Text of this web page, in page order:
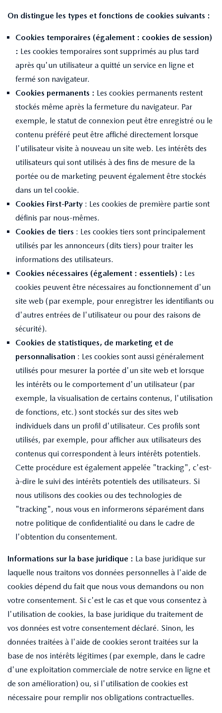
On distingue les types et fonctions de cookies suivants :
Cookies temporaires (également : cookies de session)
: Les cookies temporaires sont supprimés au plus tard
après qu'un utilisateur a quitté un service en ligne et
fermé son navigateur.
Cookies permanents : Les cookies permanents restent
stockés même après la fermeture du navigateur. Par
exemple, le statut de connexion peut être enregistré ou le
contenu préféré peut être affiché directement lorsque
l'utilisateur visite à nouveau un site web. Les intérêts des
utilisateurs qui sont utilisés à des fins de mesure de la
portée ou de marketing peuvent également être stockés
dans un tel cookie.
Cookies First-Party : Les cookies de première partie sont
définis par nous-mêmes.
Cookies de tiers : Les cookies tiers sont principalement
utilisés par les annonceurs (dits tiers) pour traiter les
informations des utilisateurs.
Cookies nécessaires (également : essentiels) : Les
cookies peuvent être nécessaires au fonctionnement d'un
site web (par exemple, pour enregistrer les identifiants ou
d'autres entrées de l'utilisateur ou pour des raisons de
sécurité).
Cookies de statistiques, de marketing et de
personnalisation : Les cookies sont aussi généralement
utilisés pour mesurer la portée d'un site web et lorsque
les intérêts ou le comportement d'un utilisateur (par
exemple, la visualisation de certains contenus, l'utilisation
de fonctions, etc.) sont stockés sur des sites web
individuels dans un profil d'utilisateur. Ces profils sont
utilisés, par exemple, pour afficher aux utilisateurs des
contenus qui correspondent à leurs intérêts potentiels.
Cette procédure est également appelée "tracking", c'est-
à-dire le suivi des intérêts potentiels des utilisateurs. Si
nous utilisons des cookies ou des technologies de
"tracking", nous vous en informerons séparément dans
notre politique de confidentialité ou dans le cadre de
l'obtention du consentement.
Informations sur la base juridique : La base juridique sur
laquelle nous traitons vos données personnelles à l'aide de
cookies dépend du fait que nous vous demandons ou non
votre consentement. Si c'est le cas et que vous consentez à
l'utilisation de cookies, la base juridique du traitement de
vos données est votre consentement déclaré. Sinon, les
données traitées à l'aide de cookies seront traitées sur la
base de nos intérêts légitimes (par exemple, dans le cadre
d'une exploitation commerciale de notre service en ligne et
de son amélioration) ou, si l'utilisation de cookies est
nécessaire pour remplir nos obligations contractuelles.